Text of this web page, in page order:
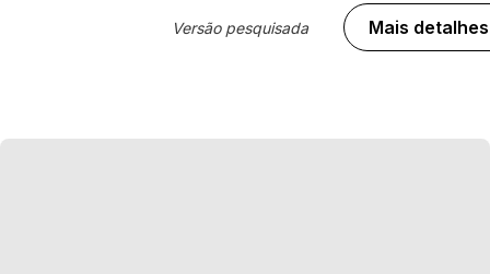
Versão pesquisada Mais detalhes